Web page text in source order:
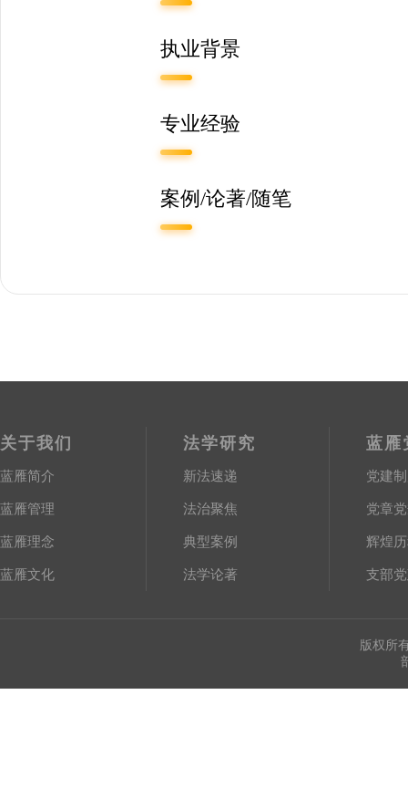
执业背景
专业经验
案例/论著/随笔
关于我们
蓝雁简介
蓝雁管理
蓝雁理念
蓝雁文化
法学研究
新法速递
法治聚焦
典型案例
法学论著
蓝雁
党建
党章
辉煌
支部
版权所